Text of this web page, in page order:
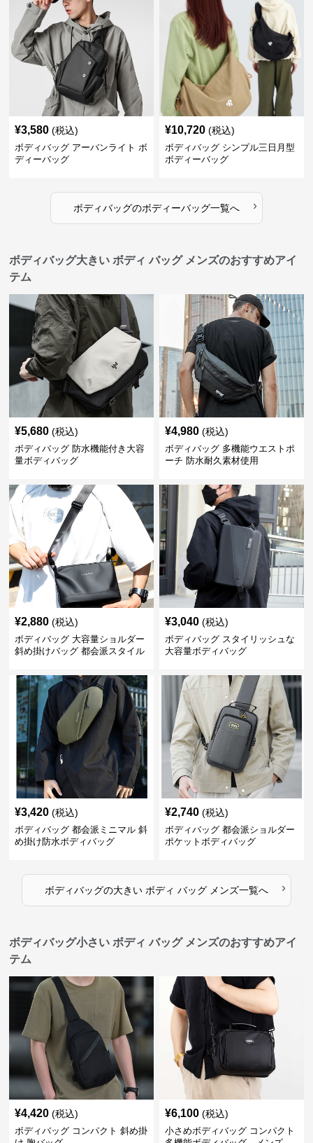
¥3,580 (税込)
ボディバッグ アーバンライト ボ
ディーバッグ
¥10,720 (税込)
ボディバッグ シンプル三日月型
ボディーバッグ
ボディバッグのボディーバッグ一覧へ ›
ボディバッグ大きい ボディ バッグ メンズのおすすめアイ
テム
¥5,680 (税込)
ボディバッグ 防水機能付き大容
量ボディバッグ
¥4,980 (税込)
ボディバッグ 多機能ウエストポ
ーチ 防水耐久素材使用
¥2,880 (税込)
ボディバッグ 大容量ショルダー
斜め掛けバッグ 都会派スタイル
¥3,040 (税込)
ボディバッグ スタイリッシュな
大容量ボディバッグ
¥3,420 (税込)
ボディバッグ 都会派ミニマル 斜
め掛け防水ボディバッグ
¥2,740 (税込)
ボディバッグ 都会派ショルダー
ポケットボディバッグ
ボディバッグの大きい ボディ バッグ メンズ一覧へ ›
ボディバッグ小さい ボディ バッグ メンズのおすすめアイ
テム
¥4,420 (税込)
ボディバッグ コンパクト 斜め掛
¥6,100 (税込)
小さめボディバッグ コンパクト